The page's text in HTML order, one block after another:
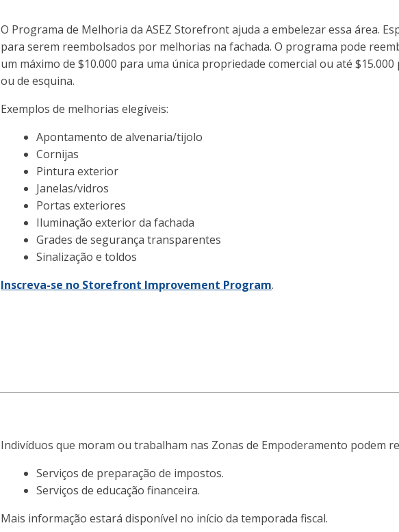
O Programa de Melhoria da ASEZ Storefront ajuda a embelezar essa área.
para serem reembolsados por melhorias na fachada. O programa pode
um máximo de $10.000 para uma única propriedade comercial ou até
ou de esquina.
Exemplos de melhorias elegíveis:
Apontamento de alvenaria/tijolo
Cornijas
Pintura exterior
Janelas/vidros
Portas exteriores
Iluminação exterior da fachada
Grades de segurança transparentes
Sinalização e toldos
Inscreva-se no Storefront Improvement Program.
Indivíduos que moram ou trabalham nas Zonas de Empoderamento podem
Serviços de preparação de impostos.
Serviços de educação financeira.
Mais informação estará disponível no início da temporada fiscal.